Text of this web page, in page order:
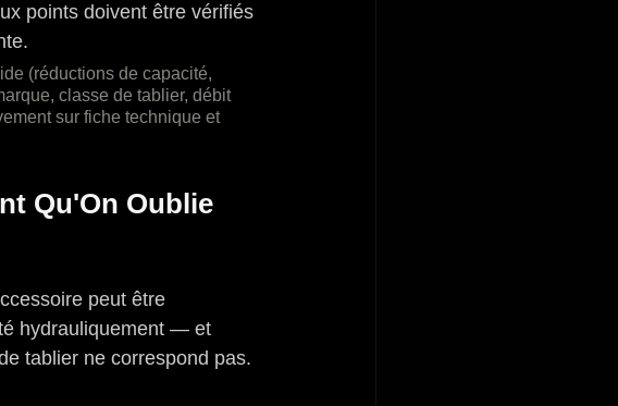
points doivent être vérifiés
(réductions de capacité,
classe de tablier, débit
sur fiche technique et
Qu'On Oublie
peut être
hydrauliquement — et
tablier ne correspond pas.